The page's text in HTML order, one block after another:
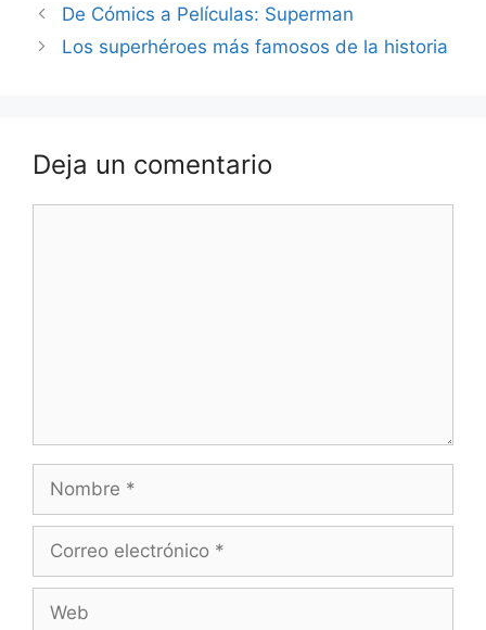
De Cómics a Películas: Superman
Los superhéroes más famosos de la historia
Deja un comentario
Nombre
Correo
Web